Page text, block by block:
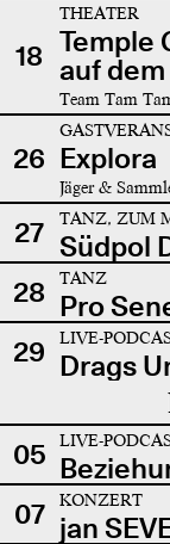
18
THEATER
Temple
auf
Team Tam
26 Explora
Jäger &
27 TANZ, ZUM
Südpol
28
TANZ
Pro
29
LIVE-
Drags
05 LIVE-
07
KONZERT
jan